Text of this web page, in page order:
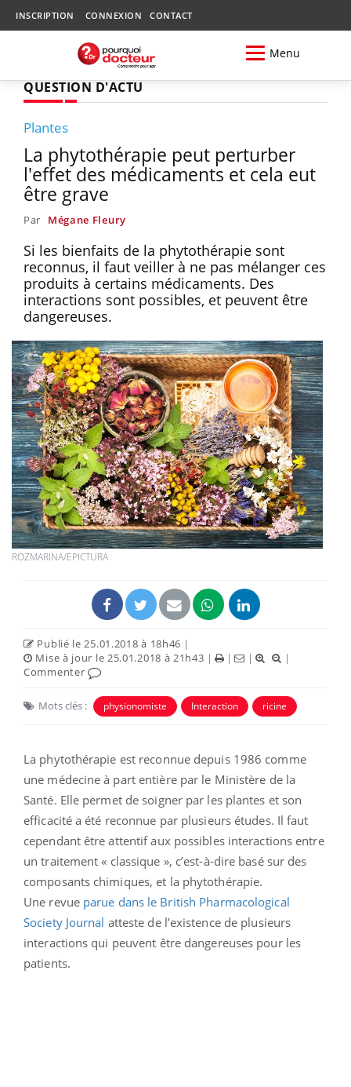
INSCRIPTION CONNEXION CONTACT
Menu
QUESTION D'ACTU
Plantes
La phytothérapie peut perturber
l'effet des médicaments et cela eut
être grave
Par Mégane Fleury
Si les bienfaits de la phytothérapie sont
reconnus, il faut veiller à ne pas mélanger ces
produits à certains médicaments. Des
interactions sont possibles, et peuvent être
dangereuses.
ROZMARINA/EPICTURA
Publié le 25.01.2018 à 18h46 |
Mise à jour le 25.01.2018 à 21h43 | | |
|
Commenter
Mots clés : physionomiste Interaction ricine
La phytothérapie est reconnue depuis 1986 comme
une médecine à part entière par le Ministère de la
Santé. Elle permet de soigner par les plantes et son
efficacité a été reconnue par plusieurs études. Il faut
cependant être attentif aux possibles interactions entre
un traitement « classique », c’est-à-dire basé sur des
composants chimiques, et la phytothérapie.
Une revue parue dans le British Pharmacological
Society Journal atteste de l’existence de plusieurs
interactions qui peuvent être dangereuses pour les
patients.